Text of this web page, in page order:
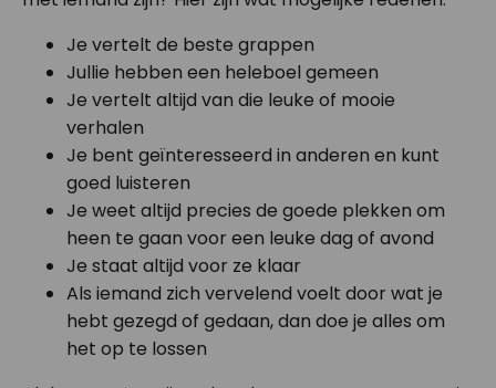
Je vertelt de beste grappen
Jullie hebben een heleboel gemeen
Je vertelt altijd van die leuke of mooie
verhalen
Je bent geïnteresseerd in anderen en kunt
goed luisteren
Je weet altijd precies de goede plekken om
heen te gaan voor een leuke dag of avond
Je staat altijd voor ze klaar
Als iemand zich vervelend voelt door wat je
hebt gezegd of gedaan, dan doe je alles om
het op te lossen